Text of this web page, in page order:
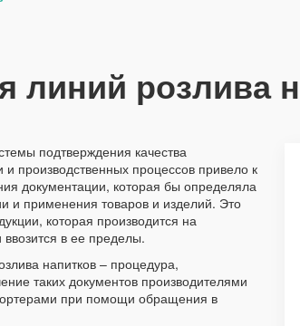
линий розлива
подтверждения качества
производственных процессов привело к
документации, которая бы определяла
и применения товаров и изделий. Это
которая производится на
в ее пределы.
напитков – процедура,
таких документов производителями
при помощи обращения в